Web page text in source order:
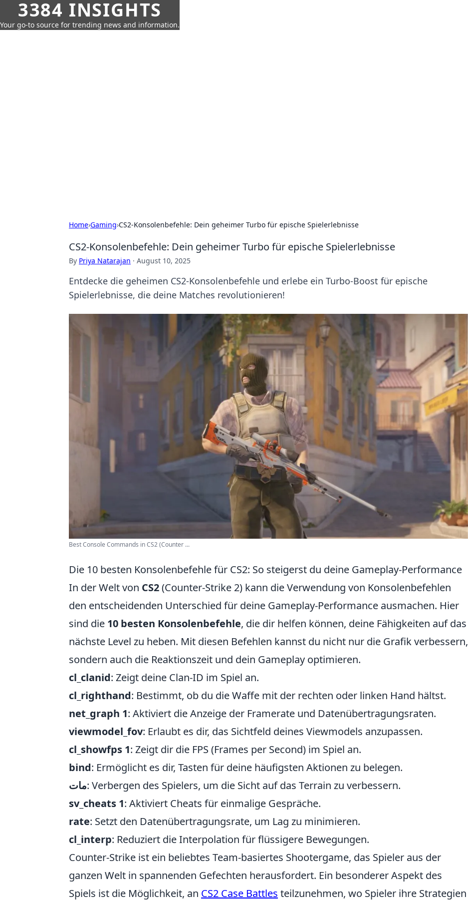
3384 INSIGHTS
Your go-to source for trending news and information.
Home›Gaming›CS2-Konsolenbefehle: Dein geheimer Turbo für epische Spielerlebnisse
CS2-Konsolenbefehle: Dein geheimer Turbo für epische Spielerlebnisse
By Priya Natarajan · August 10, 2025
Entdecke die geheimen CS2-Konsolenbefehle und erlebe ein Turbo-Boost für epische
Spielerlebnisse, die deine Matches revolutionieren!
Best Console Commands in CS2 (Counter ...
Die 10 besten Konsolenbefehle für CS2: So steigerst du deine Gameplay-Performance
In der Welt von CS2(Counter-Strike 2) kann die Verwendung von Konsolenbefehlen
den entscheidenden Unterschied für deine Gameplay-Performance ausmachen. Hier
sind die 10 besten Konsolenbefehle, die dir helfen können, deine Fähigkeiten auf das
nächste Level zu heben. Mit diesen Befehlen kannst du nicht nur die Grafik verbessern,
sondern auch die Reaktionszeit und dein Gameplay optimieren.
cl_clanid: Zeigt deine Clan-ID im Spiel an.
cl_righthand: Bestimmt, ob du die Waffe mit der rechten oder linken Hand hältst.
net_graph 1: Aktiviert die Anzeige der Framerate und Datenübertragungsraten.
viewmodel_fov: Erlaubt es dir, das Sichtfeld deines Viewmodels anzupassen.
cl_showfps 1: Zeigt dir die FPS (Frames per Second) im Spiel an.
bind: Ermöglicht es dir, Tasten für deine häufigsten Aktionen zu belegen.
مات: Verbergen des Spielers, um die Sicht auf das Terrain zu verbessern.
sv_cheats 1: Aktiviert Cheats für einmalige Gespräche.
rate: Setzt den Datenübertragungsrate, um Lag zu minimieren.
cl_interp: Reduziert die Interpolation für flüssigere Bewegungen.
Counter-Strike ist ein beliebtes Team-basiertes Shootergame, das Spieler aus der
ganzen Welt in spannenden Gefechten herausfordert. Ein besonderer Aspekt des
Spiels ist die Möglichkeit, an CS2 Case Battles teilzunehmen, wo Spieler ihre Strategien